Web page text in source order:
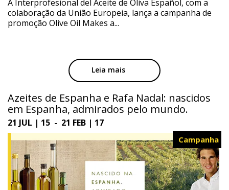
A Interprofesional del Aceite de Oliva Español, com a
colaboração da União Europeia, lança a campanha de
promoção Olive Oil Makes a...
Leia mais
Azeites de Espanha e Rafa Nadal: nascidos
em Espanha, admirados pelo mundo.
21 JUL | 15 - 21 FEB | 17
Campanha